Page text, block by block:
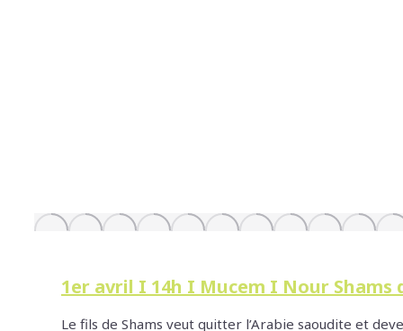
1er avril I 14h I Mucem I Nour Shams
Le fils de Shams veut quitter l’Arabie saoudite et